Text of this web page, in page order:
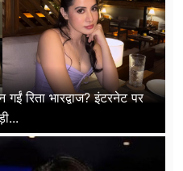
रिता भारद्वाज? इंटरनेट पर